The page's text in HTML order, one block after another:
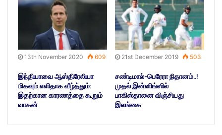
13th November 2020 609
இந்தியாவை ஆஸ்திரேலியா
மிகவும் எளிதாக வீழ்த்தும்:
இதற்கான காரணத்தை கூறும்
வாகன்
21st December 2019 503
சண்டிமால்-பெரேரா நிதானம்..!
முதல் இன்னிங்ஸில்
பாகிஸ்தானை விஞ்சியது
இலங்கை